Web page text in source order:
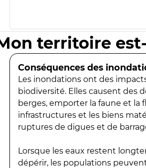
territoire
Conséquences des
Les inondations ont des
biodiversité. Elles causent des
berges, emporter la faune et la
infrastructures et les biens
ruptures de digues et de
Lorsque les eaux restent
dépérir, les populations